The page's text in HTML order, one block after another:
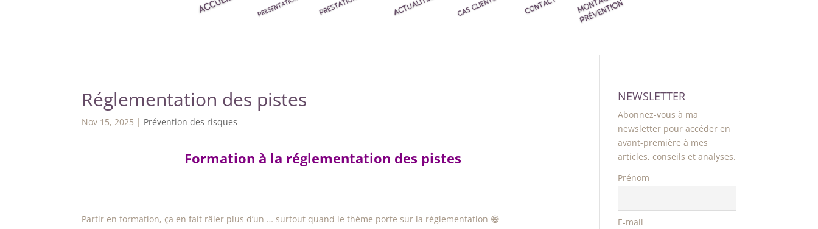
Réglementation des pistes
Nov 15, 2025 | Prévention des risques
Formation à la réglementation des pistes
Partir en formation, ça en fait râler plus d’un … surtout quand le thème porte sur la réglementation 😅
NEWSLETTER
Abonnez-vous à ma
newsletter pour accéder en
avant-première à mes
articles, conseils et analyses.
Prénom
E-mail